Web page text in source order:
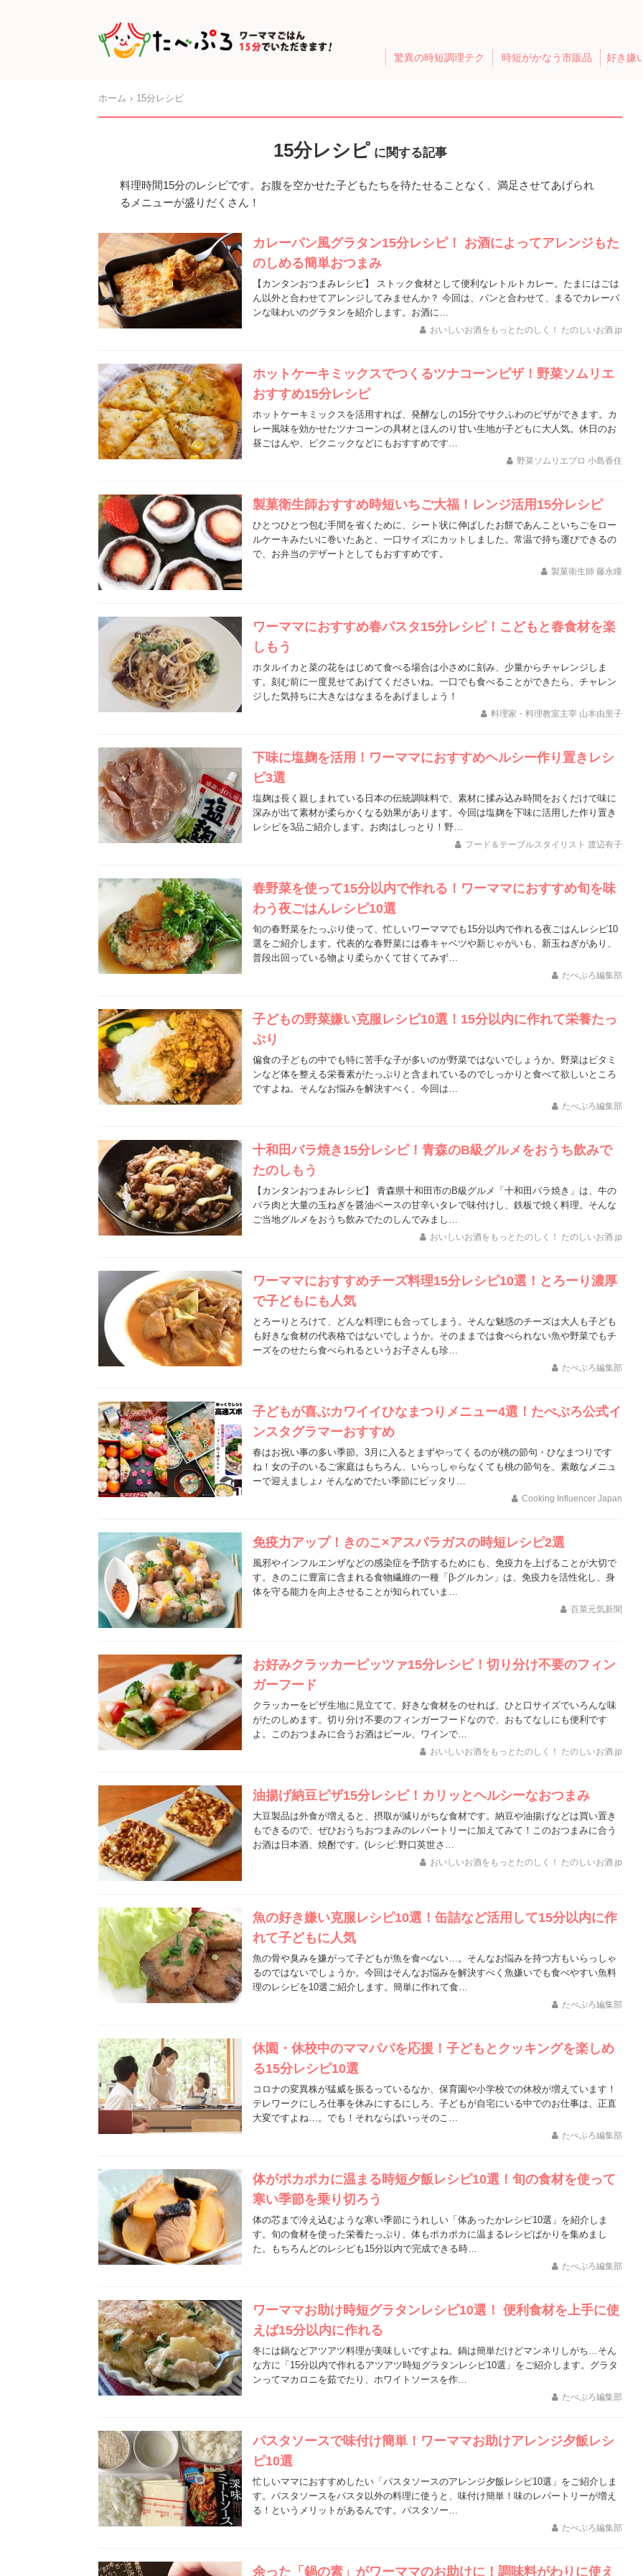
驚異の時短調理テク 時短がかなう市販品 好き嫌
ホーム 15分レシピ
15分レシピ に関する記事
料理時間15分のレシピです。お腹を空かせた子どもたちを待たせることなく、満足させてあげられ
るメニューが盛りだくさん！
カレーパン風グラタン15分レシピ！ お酒によってアレンジもた
のしめる簡単おつまみ
【カンタンおつまみレシピ】 ストック食材として便利なレトルトカレー。たまにはごは
ん以外と合わせてアレンジしてみませんか？ 今回は、パンと合わせて、まるでカレーパ
ンな味わいのグラタンを紹介します。お酒に…
おいしいお酒をもっとたのしく！ たのしいお酒.jp
ホットケーキミックスでつくるツナコーンピザ！野菜ソムリエ
おすすめ15分レシピ
ホットケーキミックスを活用すれば、発酵なしの15分でサクふわのピザができます。カ
レー風味を効かせたツナコーンの具材とほんのり甘い生地が子どもに大人気。休日のお
昼ごはんや、ピクニックなどにもおすすめです…
野菜ソムリエプロ 小島香住
製菓衛生師おすすめ時短いちご大福！レンジ活用15分レシピ
ひとつひとつ包む手間を省くために、シート状に伸ばしたお餅であんこといちごをロー
ルケーキみたいに巻いたあと、一口サイズにカットしました。常温で持ち運びできるの
で、お弁当のデザートとしてもおすすめです。
製菓衛生師 藤永瞳
ワーママにおすすめ春パスタ15分レシピ！こどもと春食材を楽
しもう
ホタルイカと菜の花をはじめて食べる場合は小さめに刻み、少量からチャレンジしま
す。刻む前に一度見せてあげてくださいね。一口でも食べることができたら、チャレン
ジした気持ちに大きなはなまるをあげましょう！
料理家・料理教室主宰 山本由里子
下味に塩麹を活用！ワーママにおすすめヘルシー作り置きレシ
ピ3選
塩麹は長く親しまれている日本の伝統調味料で、素材に揉み込み時間をおくだけで味に
深みが出て素材が柔らかくなる効果があります。今回は塩麹を下味に活用した作り置き
レシピを3品ご紹介します。お肉はしっとり！野…
フード＆テーブルスタイリスト 渡辺有子
春野菜を使って15分以内で作れる！ワーママにおすすめ旬を味
わう夜ごはんレシピ10選
旬の春野菜をたっぷり使って、忙しいワーママでも15分以内で作れる夜ごはんレシピ10
選をご紹介します。代表的な春野菜には春キャベツや新じゃがいも、新玉ねぎがあり、
普段出回っている物より柔らかくて甘くてみず…
たべぷろ編集部
子どもの野菜嫌い克服レシピ10選！15分以内に作れて栄養たっ
ぷり
偏食の子どもの中でも特に苦手な子が多いのが野菜ではないでしょうか。野菜はビタミ
ンなど体を整える栄養素がたっぷりと含まれているのでしっかりと食べて欲しいところ
ですよね。そんなお悩みを解決すべく、今回は…
たべぷろ編集部
十和田バラ焼き15分レシピ！青森のB級グルメをおうち飲みで
たのしもう
【カンタンおつまみレシピ】 青森県十和田市のB級グルメ「十和田バラ焼き」は、牛の
バラ肉と大量の玉ねぎを醤油ベースの甘辛いタレで味付けし、鉄板で焼く料理。そんな
ご当地グルメをおうち飲みでたのしんでみまし…
おいしいお酒をもっとたのしく！ たのしいお酒.jp
ワーママにおすすめチーズ料理15分レシピ10選！とろーり濃厚
で子どもにも人気
とろーりとろけて、どんな料理にも合ってしまう。そんな魅惑のチーズは大人も子ども
も好きな食材の代表格ではないでしょうか。そのままでは食べられない魚や野菜でもチ
ーズをのせたら食べられるというお子さんも珍…
たべぷろ編集部
子どもが喜ぶカワイイひなまつりメニュー4選！たべぷろ公式イ
ンスタグラマーおすすめ
春はお祝い事の多い季節。3月に入るとまずやってくるのが桃の節句・ひなまつりです
ね！女の子のいるご家庭はもちろん、いらっしゃらなくても桃の節句を、素敵なメニュ
ーで迎えましょ♪ そんなめでたい季節にピッタリ…
Cooking Influencer Japan
免疫力アップ！きのこ×アスパラガスの時短レシピ2選
風邪やインフルエンザなどの感染症を予防するためにも、免疫力を上げることが大切で
す。きのこに豊富に含まれる食物繊維の一種「β-グルカン」は、免疫力を活性化し、身
体を守る能力を向上させることが知られていま…
百菜元気新聞
お好みクラッカーピッツァ15分レシピ！切り分け不要のフィン
ガーフード
クラッカーをピザ生地に見立てて、好きな食材をのせれば、ひと口サイズでいろんな味
がたのしめます。切り分け不要のフィンガーフードなので、おもてなしにも便利です
よ。このおつまみに合うお酒はビール、ワインで…
おいしいお酒をもっとたのしく！ たのしいお酒.jp
油揚げ納豆ピザ15分レシピ！カリッとヘルシーなおつまみ
大豆製品は外食が増えると、摂取が減りがちな食材です。納豆や油揚げなどは買い置き
もできるので、ぜひおうちおつまみのレパートリーに加えてみて！このおつまみに合う
お酒は日本酒、焼酎です。(レシピ:野口英世さ…
おいしいお酒をもっとたのしく！ たのしいお酒.jp
魚の好き嫌い克服レシピ10選！缶詰など活用して15分以内に作
れて子どもに人気
魚の骨や臭みを嫌がって子どもが魚を食べない…。そんなお悩みを持つ方もいらっしゃ
るのではないでしょうか。今回はそんなお悩みを解決すべく魚嫌いでも食べやすい魚料
理のレシピを10選ご紹介します。簡単に作れて食…
たべぷろ編集部
休園・休校中のママパパを応援！子どもとクッキングを楽しめ
る15分レシピ10選
コロナの変異株が猛威を振るっているなか、保育園や小学校での休校が増えています！
テレワークにしろ仕事を休みにするにしろ、子どもが自宅にいる中でのお仕事は、正直
大変ですよね…。でも！それならばいっそのこ…
たべぷろ編集部
体がポカポカに温まる時短夕飯レシピ10選！旬の食材を使って
寒い季節を乗り切ろう
体の芯まで冷え込むような寒い季節にうれしい「体あったかレシピ10選」を紹介しま
す。旬の食材を使った栄養たっぷり、体もポカポカに温まるレシピばかりを集めまし
た。もちろんどのレシピも15分以内で完成できる時…
たべぷろ編集部
ワーママお助け時短グラタンレシピ10選！ 便利食材を上手に使
えば15分以内に作れる
冬には鍋などアツアツ料理が美味しいですよね。鍋は簡単だけどマンネリしがち…そん
な方に「15分以内で作れるアツアツ時短グラタンレシピ10選」をご紹介します。グラタ
ンってマカロニを茹でたり、ホワイトソースを作…
たべぷろ編集部
パスタソースで味付け簡単！ワーママお助けアレンジ夕飯レシ
ピ10選
忙しいママにおすすめしたい「パスタソースのアレンジ夕飯レシピ10選」をご紹介しま
す。パスタソースをパスタ以外の料理に使うと、味付け簡単！味のレパートリーが増え
る！というメリットがあるんです。パスタソー…
たべぷろ編集部
余った「鍋の素」がワーママのお助けに！調味料がわりに使え